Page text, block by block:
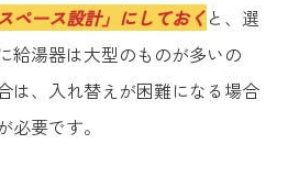
ペース設計」にしておくと、選
給湯器は大型のものが多いの
は、入れ替えが困難になる場合
要です。